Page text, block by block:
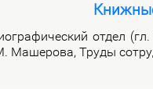
от­дел
Ма­ше­ро­ва, Тру­ды